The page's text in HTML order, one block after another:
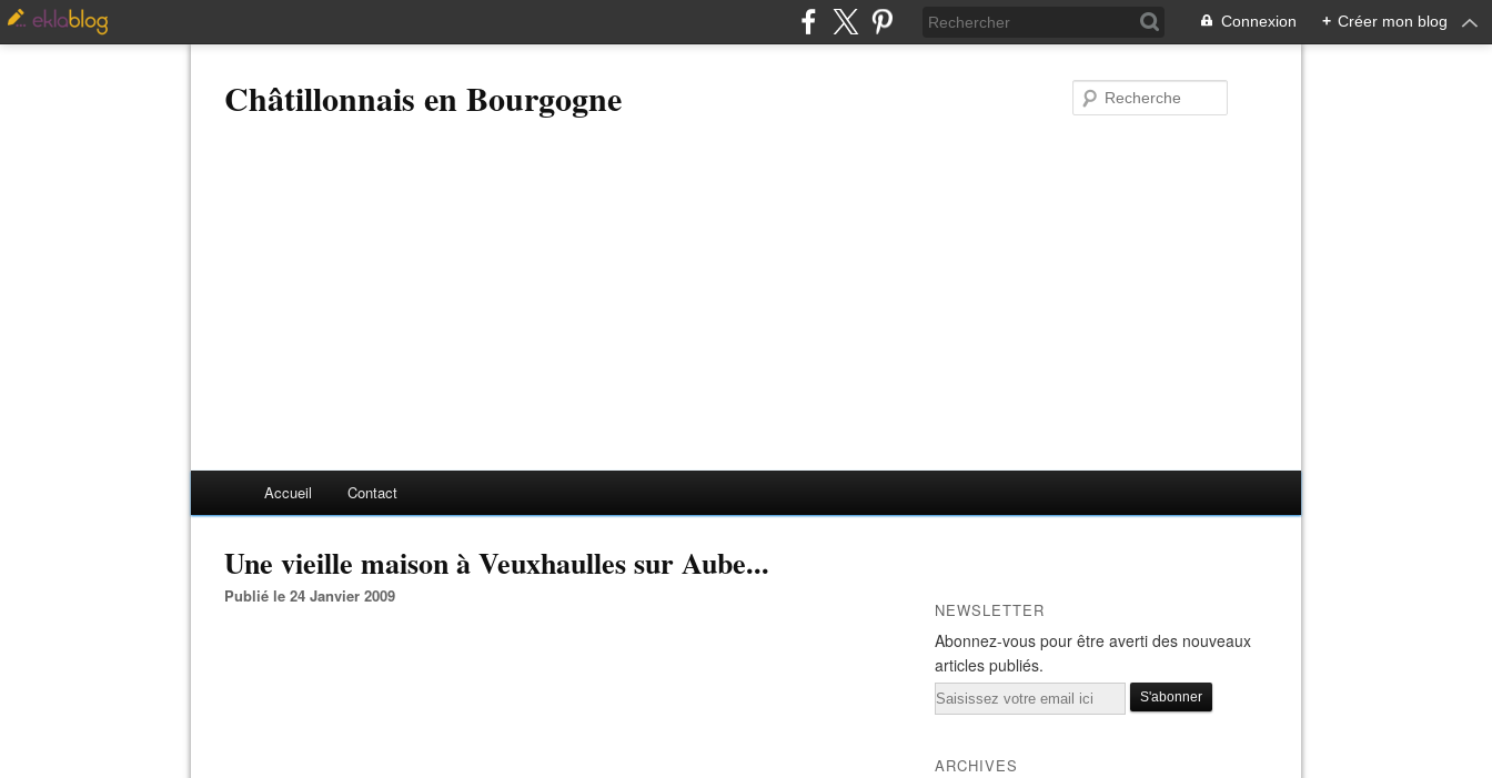
Connexion + Créer mon blog
Châtillonnais en Bourgogne
Accueil Contact
Une vieille maison à Veuxhaulles sur Aube...
Publié le 24 Janvier 2009
NEWSLETTER
Abonnez-vous pour être averti des nouveaux
articles publiés.
Email
ARCHIVES